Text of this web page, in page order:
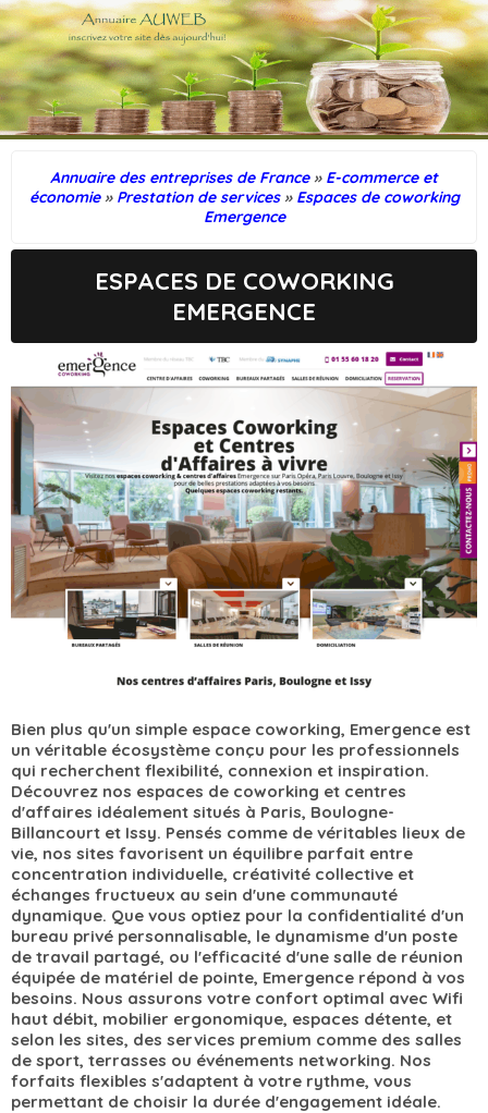
Annuaire des entreprises de France » E-commerce et
économie » Prestation de services » Espaces de coworking
Emergence
ESPACES DE COWORKING
EMERGENCE
Bien plus qu'un simple espace coworking, Emergence est
un véritable écosystème conçu pour les professionnels
qui recherchent flexibilité, connexion et inspiration.
Découvrez nos espaces de coworking et centres
d'affaires idéalement situés à Paris, Boulogne-
Billancourt et Issy. Pensés comme de véritables lieux de
vie, nos sites favorisent un équilibre parfait entre
concentration individuelle, créativité collective et
échanges fructueux au sein d'une communauté
dynamique. Que vous optiez pour la confidentialité d'un
bureau privé personnalisable, le dynamisme d'un poste
de travail partagé, ou l'efficacité d'une salle de réunion
équipée de matériel de pointe, Emergence répond à vos
besoins. Nous assurons votre confort optimal avec Wifi
haut débit, mobilier ergonomique, espaces détente, et
selon les sites, des services premium comme des salles
de sport, terrasses ou événements networking. Nos
forfaits flexibles s'adaptent à votre rythme, vous
permettant de choisir la durée d'engagement idéale.